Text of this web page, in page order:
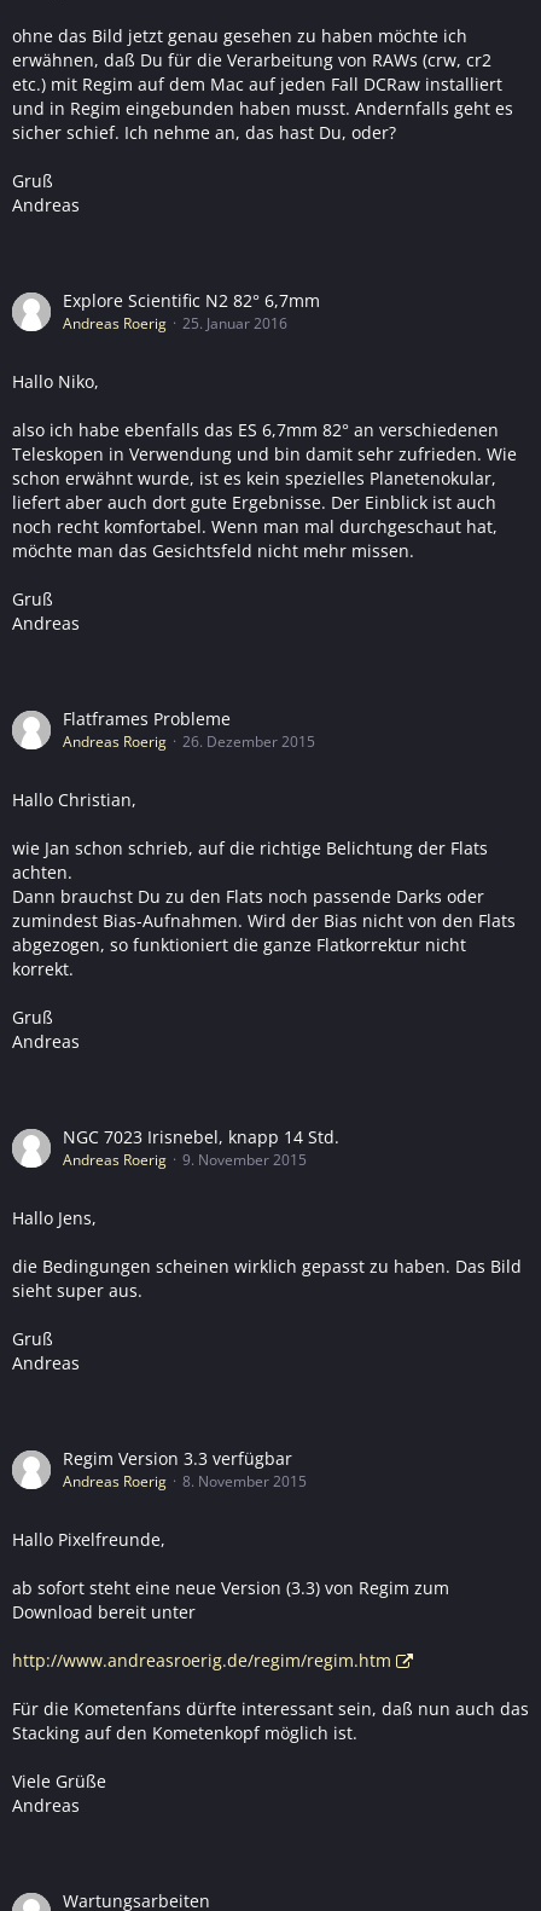
ohne das Bild jetzt genau gesehen zu haben möchte ich
erwähnen, daß Du für die Verarbeitung von RAWs (crw, cr2
etc.) mit Regim auf dem Mac auf jeden Fall DCRaw installiert
und in Regim eingebunden haben musst. Andernfalls geht es
sicher schief. Ich nehme an, das hast Du, oder?
Gruß
Andreas
Explore Scientific N2 82° 6,7mm
Andreas Roerig 25. Januar 2016
Hallo Niko,
also ich habe ebenfalls das ES 6,7mm 82° an verschiedenen
Teleskopen in Verwendung und bin damit sehr zufrieden. Wie
schon erwähnt wurde, ist es kein spezielles Planetenokular,
liefert aber auch dort gute Ergebnisse. Der Einblick ist auch
noch recht komfortabel. Wenn man mal durchgeschaut hat,
möchte man das Gesichtsfeld nicht mehr missen.
Gruß
Andreas
Flatframes Probleme
Andreas Roerig 26. Dezember 2015
Hallo Christian,
wie Jan schon schrieb, auf die richtige Belichtung der Flats
achten.
Dann brauchst Du zu den Flats noch passende Darks oder
zumindest Bias-Aufnahmen. Wird der Bias nicht von den Flats
abgezogen, so funktioniert die ganze Flatkorrektur nicht
korrekt.
Gruß
Andreas
NGC 7023 Irisnebel, knapp 14 Std.
Andreas Roerig 9. November 2015
Hallo Jens,
die Bedingungen scheinen wirklich gepasst zu haben. Das Bild
sieht super aus.
Gruß
Andreas
Regim Version 3.3 verfügbar
Andreas Roerig 8. November 2015
Hallo Pixelfreunde,
ab sofort steht eine neue Version (3.3) von Regim zum
Download bereit unter
http://www.andreasroerig.de/regim/regim.htm
Für die Kometenfans dürfte interessant sein, daß nun auch das
Stacking auf den Kometenkopf möglich ist.
Viele Grüße
Andreas
Wartungsarbeiten